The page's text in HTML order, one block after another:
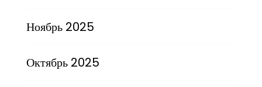
Ноябрь 2025
Октябрь 2025